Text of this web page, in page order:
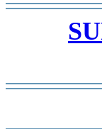
-
-